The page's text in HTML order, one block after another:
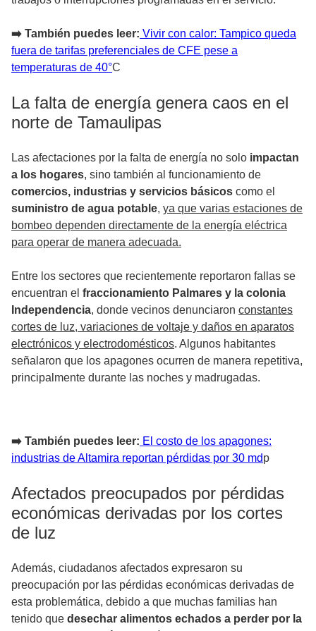
➡️ También puedes leer: Vivir con calor: Tampico queda
fuera de tarifas preferenciales de CFE pese a
temperaturas de 40°C
La falta de energía genera caos en el
norte de Tamaulipas
Las afectaciones por la falta de energía no solo impactan
a los hogares, sino también al funcionamiento de
comercios, industrias y servicios básicos como el
suministro de agua potable, ya que varias estaciones de
bombeo dependen directamente de la energía eléctrica
para operar de manera adecuada.
Entre los sectores que recientemente reportaron fallas se
encuentran el fraccionamiento Palmares y la colonia
Independencia, donde vecinos denunciaron constantes
cortes de luz, variaciones de voltaje y daños en aparatos
electrónicos y electrodomésticos. Algunos habitantes
señalaron que los apagones ocurren de manera repetitiva,
principalmente durante las noches y madrugadas.
➡️ También puedes leer: El costo de los apagones:
industrias de Altamira reportan pérdidas por 30 mdp
Afectados preocupados por pérdidas
económicas derivadas por los cortes
de luz
Además, ciudadanos afectados expresaron su
preocupación por las pérdidas económicas derivadas de
esta problemática, debido a que muchas familias han
tenido que desechar alimentos echados a perder por la